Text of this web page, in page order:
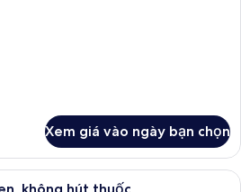
Xem giá vào ngày bạn chọn
Bộ đồ giường cao cấp, nệm có lớp